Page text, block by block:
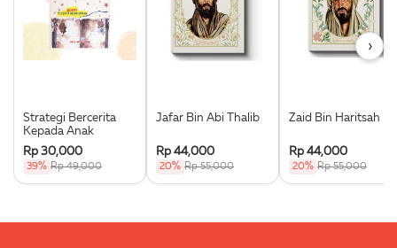
Strategi Bercerita
Kepada Anak
Rp 30,000
39% Rp 49,000
Jafar Bin Abi Thalib
Rp 44,000
20% Rp 55,000
Zaid Bin Haritsah
Rp 44,000
20% Rp 55,000
›